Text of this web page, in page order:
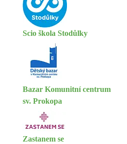
Scio škola Stodůlky
Bazar Komunitní centrum
sv. Prokopa
Zastanem se